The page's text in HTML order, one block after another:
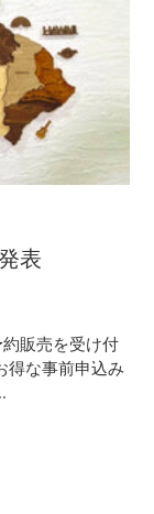
表
販売を受け付
得な事前申込み